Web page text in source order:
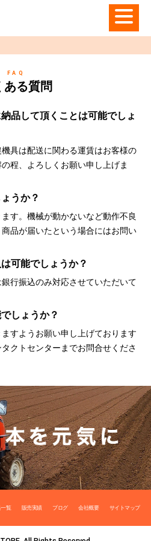
FAQ
ある質問
品して頂くことは可能でしょ
具は配送に関わる運賃はお客様の
程、よろしくお願い申し上げま
うか？
す。機械が動かないなど動作不良
品が届いたという場合にはお問い
可能でしょうか？
行振込のみ対応させていただいて
しょうか？
すようお願い申し上げております
クトセンターまでお問合せくださ
一覧 販売実績 ブログ 会社概要 サイトマップ